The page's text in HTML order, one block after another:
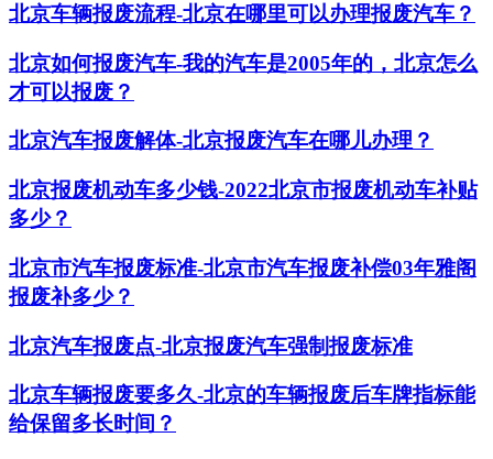
北京车辆报废流程-北京在哪里可以办理报废汽车？
北京如何报废汽车-我的汽车是2005年的，北京怎么
才可以报废？
北京汽车报废解体-北京报废汽车在哪儿办理？
北京报废机动车多少钱-2022北京市报废机动车补贴
多少？
北京市汽车报废标准-北京市汽车报废补偿03年雅阁
报废补多少？
北京汽车报废点-北京报废汽车强制报废标准
北京车辆报废要多久-北京的车辆报废后车牌指标能
给保留多长时间？